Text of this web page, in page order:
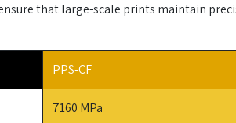
that large-scale prints maintain
PPS-CF
7160 MPa